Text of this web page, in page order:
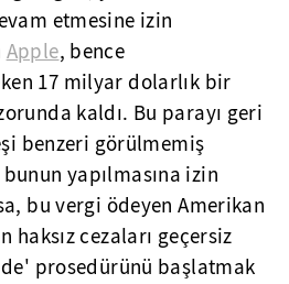
etmesine izin
Apple, bence
17 milyar dolarlık bir
kaldı. Bu parayı geri
benzeri görülmemiş
yapılmasına izin
bu vergi ödeyen Amerikan
cezaları geçersiz
prosedürünü başlatmak